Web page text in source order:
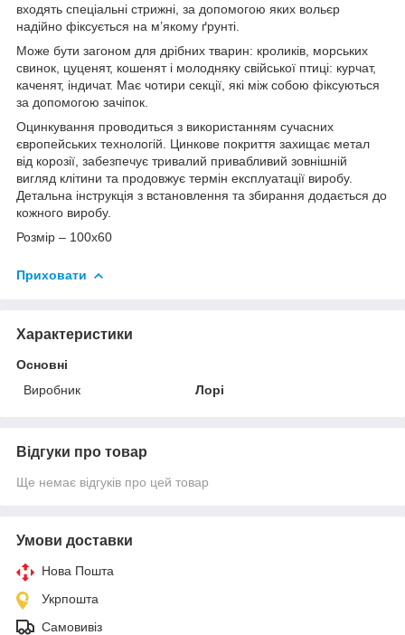
входять спеціальні стрижні, за допомогою яких вольєр
надійно фіксується на м’якому ґрунті.
Може бути загоном для дрібних тварин: кроликів, морських
свинок, цуценят, кошенят і молодняку свійської птиці: курчат,
каченят, індичат. Має чотири секції, які між собою фіксуються
за допомогою зачіпок.
Оцинкування проводиться з використанням сучасних
європейських технологій. Цинкове покриття захищає метал
від корозії, забезпечує тривалий привабливий зовнішній
вигляд клітини та продовжує термін експлуатації виробу.
Детальна інструкція з встановлення та збирання додається до
кожного виробу.
Розмір – 100х60
Приховати
Характеристики
Основні
Виробник
Лорі
Відгуки про товар
Ще немає відгуків про цей товар
Умови доставки
Нова Пошта
Укрпошта
Самовивіз